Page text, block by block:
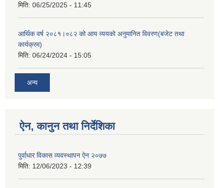
मिति: 06/25/2025 - 11:45
आर्थिक वर्ष २०८१।०८२ को आय व्ययको अनुमानित विवरण(बजेट तथा
कार्यक्रम)
मिति: 06/24/2024 - 15:05
अन्य
ऐन, कानुन तथा निर्देशिका
पुर्वाधार विकास व्यवस्थापन ऐन २०७७
मिति: 12/06/2023 - 12:39